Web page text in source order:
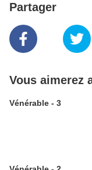
Partager
Vous aimerez
Vénérable - 3